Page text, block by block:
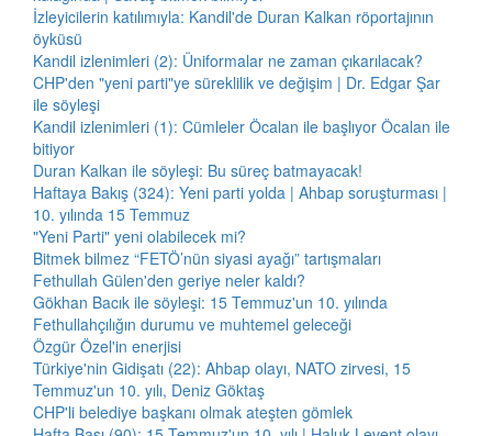
İzleyicilerin katılımıyla: Kandil'de Duran Kalkan röportajının
öyküsü
Kandil izlenimleri (2): Üniformalar ne zaman çıkarılacak?
CHP'den "yeni parti"ye süreklilik ve değişim | Dr. Edgar Şar
ile söyleşi
Kandil izlenimleri (1): Cümleler Öcalan ile başlıyor Öcalan ile
bitiyor
Duran Kalkan ile söyleşi: Bu süreç batmayacak!
Haftaya Bakış (324): Yeni parti yolda | Ahbap soruşturması |
10. yılında 15 Temmuz
"Yeni Parti" yeni olabilecek mi?
Bitmek bilmez “FETÖ’nün siyasi ayağı” tartışmaları
Fethullah Gülen'den geriye neler kaldı?
Gökhan Bacık ile söyleşi: 15 Temmuz'un 10. yılında
Fethullahçılığın durumu ve muhtemel geleceği
Özgür Özel'in enerjisi
Türkiye'nin Gidişatı (22): Ahbap olayı, NATO zirvesi, 15
Temmuz'un 10. yılı, Deniz Göktaş
CHP'li belediye başkanı olmak ateşten gömlek